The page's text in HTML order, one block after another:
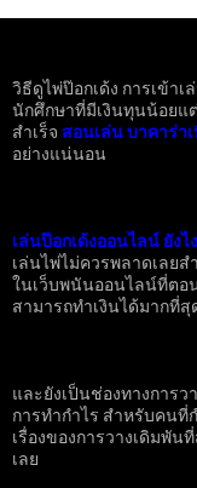
วิธีดูไพ่ป๊อกเด้ง การเข้า
นักศึกษาที่มีเงินทุนน้อยแ
สำเร็จ สอนเล่น บาคาร่า
อย่างแน่นอน
เล่นป๊อกเด้งออนไลน์ ยังไ
เล่นไพ่ไม่ควรพลาดเลย
ในเว็บพนันออนไลน์ที่ตอ
สามารถทำเงินได้มากที่สุ
และยังเป็นช่องทางการว
การทำกำไร สำหรับคนที่
เรื่องของการวางเดิมพัน
เลย